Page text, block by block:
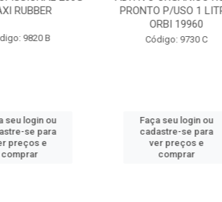
9820 B
login ou
se para
e
PRONTO P/USO 1 LITRO
ORBI 19960
Código: 9730 C
Faça seu login ou
cadastre-se para
ver preços e
comprar